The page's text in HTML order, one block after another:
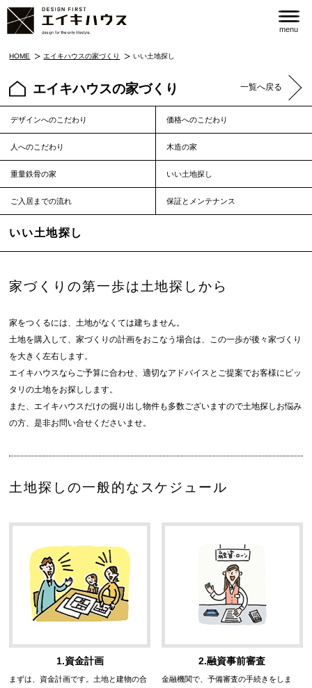
menu
HOME エイキハウスの家づくり いい土地探し
エイキハウスの家づくり 一覧へ戻る
デザインへのこだわり 価格へのこだわり
人へのこだわり 木造の家
重量鉄骨の家 いい土地探し
ご入居までの流れ 保証とメンテナンス
いい土地探し
家づくりの第一歩は土地探しから
家をつくるには、土地がなくては建ちません。
土地を購入して、家づくりの計画をおこなう場合は、この一歩が後々家づくり
を大きく左右します。
エイキハウスならご予算に合わせ、適切なアドバイスとご提案でお客様にピッ
タリの土地をお探しします。
また、エイキハウスだけの掘り出し物件も多数ございますので土地探しお悩み
の方、是非お問い合せくださいませ。
土地探しの一般的なスケジュール
1.資金計画
まずは、資金計画です。土地と建物の合
2.融資事前審査
金融機関で、予備審査の手続きをしま